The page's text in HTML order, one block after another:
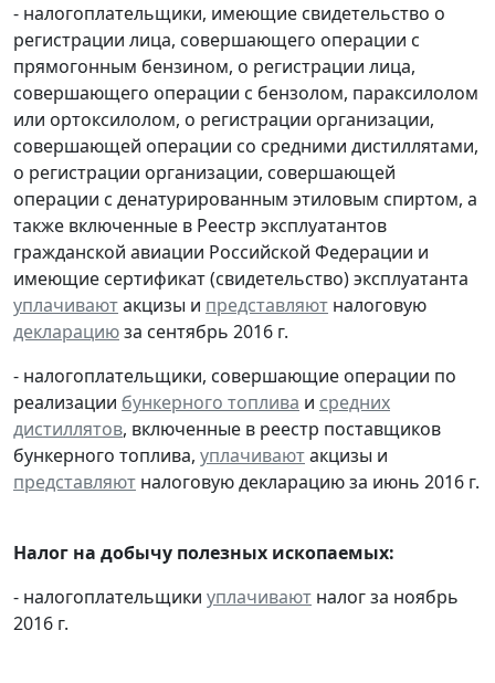
- налогоплательщики, имеющие свидетельство о
регистрации лица, совершающего операции с
прямогонным бензином, о регистрации лица,
совершающего операции с бензолом, параксилолом
или ортоксилолом, о регистрации организации,
совершающей операции со средними дистиллятами,
о регистрации организации, совершающей
операции с денатурированным этиловым спиртом, а
также включенные в Реестр эксплуатантов
гражданской авиации Российской Федерации и
имеющие сертификат (свидетельство) эксплуатанта
уплачиваютакцизы и представляют налоговую
декларациюза сентябрь 2016 г.
- налогоплательщики, совершающие операции по
реализации бункерного топлива и средних
дистиллятов, включенные в реестр поставщиков
бункерного топлива, уплачиваютакцизы и
представляют налоговую декларацию за июнь 2016 г.
Налог на добычу полезных ископаемых:
- налогоплательщики уплачивают налог за ноябрь
2016 г.